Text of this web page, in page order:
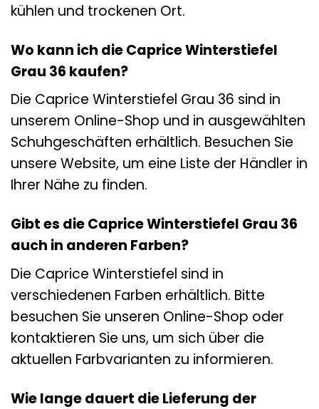
kühlen und trockenen Ort.
Wo kann ich die Caprice Winterstiefel
Grau 36 kaufen?
Die Caprice Winterstiefel Grau 36 sind in
unserem Online-Shop und in ausgewählten
Schuhgeschäften erhältlich. Besuchen Sie
unsere Website, um eine Liste der Händler in
Ihrer Nähe zu finden.
Gibt es die Caprice Winterstiefel Grau 36
auch in anderen Farben?
Die Caprice Winterstiefel sind in
verschiedenen Farben erhältlich. Bitte
besuchen Sie unseren Online-Shop oder
kontaktieren Sie uns, um sich über die
aktuellen Farbvarianten zu informieren.
Wie lange dauert die Lieferung der